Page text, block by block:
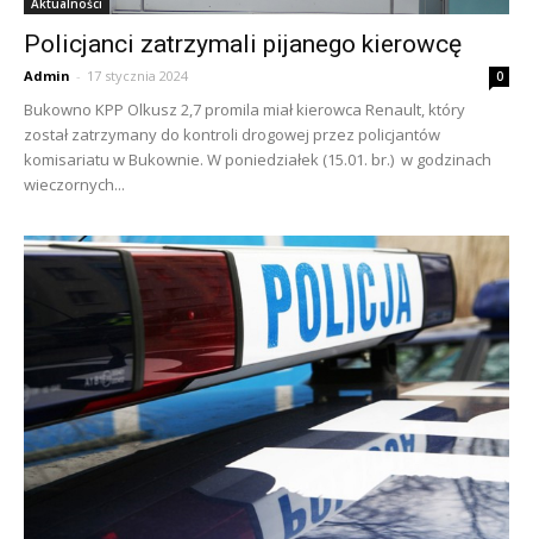
Aktualności
Policjanci zatrzymali pijanego kierowcę
Admin - 17 stycznia 2024 0
Bukowno KPP Olkusz 2,7 promila miał kierowca Renault, który
został zatrzymany do kontroli drogowej przez policjantów
komisariatu w Bukownie. W poniedziałek (15.01. br.) w godzinach
wieczornych...